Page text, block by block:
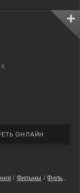
/ Фильмы /Фильмы 2025
ОНЛАЙН
6